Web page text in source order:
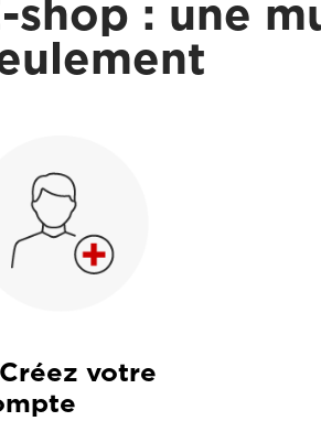
shop : une
votre